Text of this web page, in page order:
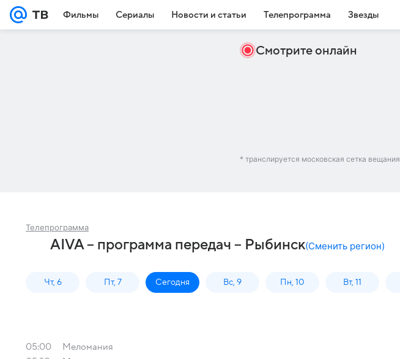
Фильмы Сериалы Новости и статьи Телепрограмма Звезды
Смотрите онлайн
* транслируется московская сетка вещания
Телепрограмма
AIVA – программа передач – Рыбинск(Сменить регион)
Чт, 6 Пт, 7 Сегодня Вс, 9 Пн, 10 Вт, 11
05:00
Меломания